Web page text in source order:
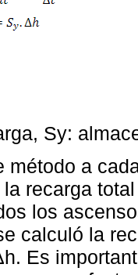
Sy:
método a
recarga
los
calculó la
Es